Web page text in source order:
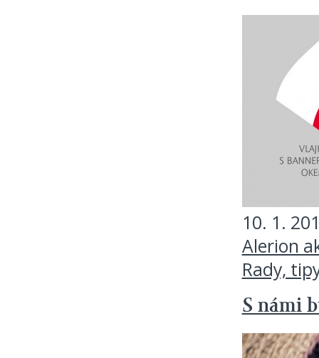
10. 1.
Alerion
Rady,
S námi